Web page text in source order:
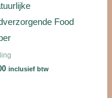
Food
inclusief btw